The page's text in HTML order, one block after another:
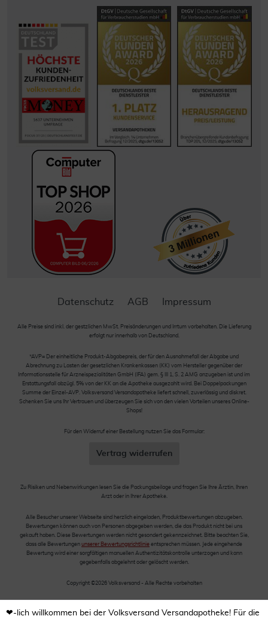
Datenschutz AGB Impressum
Alle Preise sind inkl. der gestzlichen MwSt. Preisänderungen und Irrtum vorbehalten. Die Lieferung
erfolgt nur innerhalb von Deutschland.
*AVP= Der einheitliche Produkt-Abgabepreis, der für den Ausnahmefall der Abgabe und
Abrechnung zu Lasten der gesetzlichen Krankenkassen (KK) vom Hersteller gegenüber der
Informationsstelle für Arzneispezialitäten GmbH (IFA) gem. § III 1, S. 2 AMG anzugeben ist und im
Erstattungsfall abzügl. 5% von der KK an die Apotheke ausgezahlt wird. Bei Doppelpackungen
Summe der Einzel-AVP. Volksversand Versandapotheke liefert schnell, zuverlässig und diskret.
Schenken Sie uns Ihr Vertrauen und überzeugen Sie sich von den vielen Vorteilen unseres Online-
Shops!
Für den Widerruf einer Bestellung nutzen Sie das Formular:
Vertrag widerrufen
Zu Risiken und Nebenwirkungen lesen Sie die Packungsbeilage und fragen Sie Ihre Ärztin, Ihren
Arzt oder in Ihrer Apotheke.
Alle Besucher unserer Webseite sind herzlich eingeladen, Produktbewertungen abzugeben.
Bewertungen können auch von Personen abgegeben werden, die das Produkt nicht bei uns
gekauft haben. Diese Bewertungen werden nicht gesondert gekennzeichnet. Bitte beachten Sie,
dass alle Bewertungen unserer Bewertungsrichtlinie entsprechen müssen. Jede eingehende
Bewertung wird einer sorgfältigen manuellen Authentizitätskontrolle unterzogen und kann
gegebenfalls abgelehnt oder gelöscht werden.
Copyright ©2026 Volksversand - Alle Rechte vorbehalten
❤-lich willkommen bei der Volksversand Versandapotheke! Für die